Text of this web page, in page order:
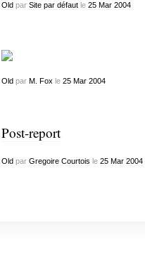
Oldpar Site par défautle 25 Mar 2004
Oldpar M. Fox le 25 Mar 2004
Post-report
Oldpar Gregoire Courtois le 25 Mar 2004